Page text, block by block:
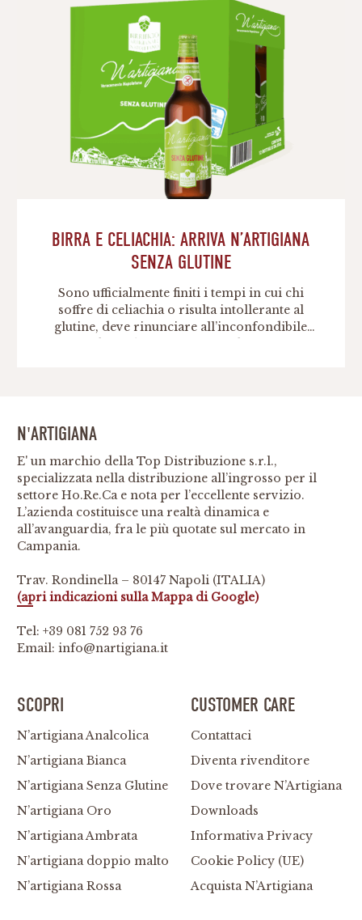
specialità immancabili, che vengono prodotte
dai birrifici […]
BIRRA E CELIACHIA: ARRIVA N’ARTIGIANA
SENZA GLUTINE
Sono ufficialmente finiti i tempi in cui chi
soffre di celiachia o risulta intollerante al
glutine, deve rinunciare all’inconfondibile
N'ARTIGIANA
E' un marchio della Top Distribuzione s.r.l.,
specializzata nella distribuzione all’ingrosso per il
settore Ho.Re.Ca e nota per l’eccellente servizio.
L’azienda costituisce una realtà dinamica e
all’avanguardia, fra le più quotate sul mercato in
Campania.
Trav. Rondinella – 80147 Napoli (ITALIA)
(apri indicazioni sulla Mappa di Google)
Tel: +39 081 752 93 76
Email: info@nartigiana.it
SCOPRI
N’artigiana Analcolica
N’artigiana Bianca
N’artigiana Senza Glutine
N’artigiana Oro
N’artigiana Ambrata
N’artigiana doppio malto
N’artigiana Rossa
CUSTOMER CARE
Contattaci
Diventa rivenditore
Dove trovare N’Artigiana
Downloads
Informativa Privacy
Cookie Policy (UE)
Acquista N’Artigiana